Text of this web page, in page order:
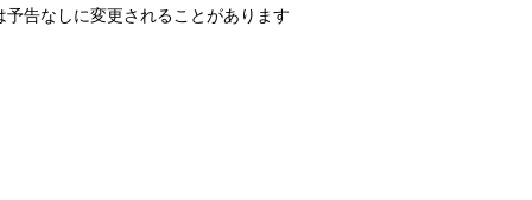
告なしに変更されることがあります